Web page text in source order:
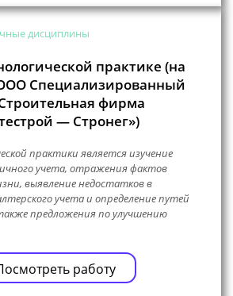
дисциплины
практике (на
Специализированный
фирма
— Стронег»)
практики является изучение
учета, отражения фактов
выявление недостатков в
учета и определение путей
предложения по улучшению
работу